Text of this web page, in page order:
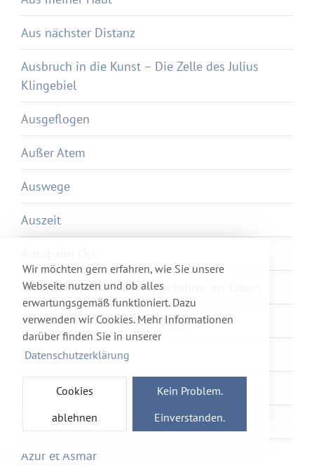
Wir möchten gern erfahren, wie Sie unsere
Webseite nutzen und ob alles
erwartungsgemäß funktioniert. Dazu
verwenden wir Cookies. Mehr Informationen
darüber finden Sie in unserer
Datenschutzerklärung
Cookies
ablehnen
Kein Problem.
Einverstanden.
Aus nächster Distanz
Ausbruch in die Kunst – Die Zelle des Julius
Klingebiel
Ausgeflogen
Außer Atem
Auswege
Auszeit
Awake2Paradise – Ein Reiseführer ins Leben
Away we go – Auf nach Irgendwo
Axolotl Overkill
Ayurveda
Azur et Asmar